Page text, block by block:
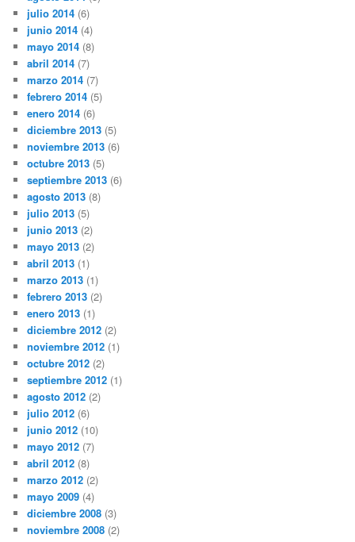
julio 2014 (6)
junio 2014 (4)
mayo 2014 (8)
abril 2014 (7)
marzo 2014 (7)
febrero 2014 (5)
enero 2014 (6)
diciembre 2013 (5)
noviembre 2013 (6)
octubre 2013 (5)
septiembre 2013 (6)
agosto 2013 (8)
julio 2013 (5)
junio 2013 (2)
mayo 2013 (2)
abril 2013 (1)
marzo 2013 (1)
febrero 2013 (2)
enero 2013 (1)
diciembre 2012 (2)
noviembre 2012 (1)
octubre 2012 (2)
septiembre 2012 (1)
agosto 2012 (2)
julio 2012 (6)
junio 2012 (10)
mayo 2012 (7)
abril 2012 (8)
marzo 2012 (2)
mayo 2009 (4)
diciembre 2008 (3)
noviembre 2008 (2)